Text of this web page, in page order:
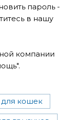
пароль -
в нашу
компании
кошек